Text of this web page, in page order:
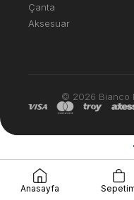
Çanta
Aksesuar
© 2026 Bianco
Anasayfa